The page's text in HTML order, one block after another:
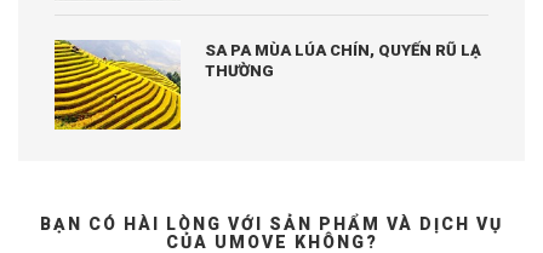
SA PA MÙA LÚA CHÍN, QUYẾN RŨ LẠ
THƯỜNG
BẠN CÓ HÀI LÒNG VỚI SẢN PHẨM VÀ DỊCH VỤ
CỦA UMOVE KHÔNG?